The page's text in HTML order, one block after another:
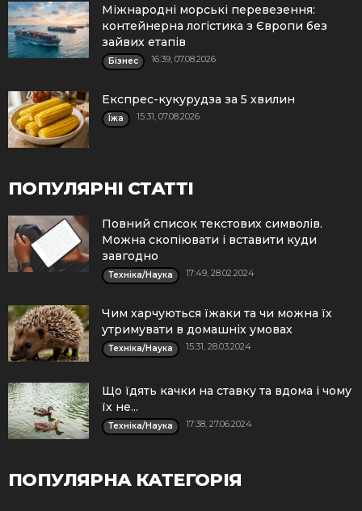
Міжнародні морські перевезення:
контейнерна логістика з Європи без
зайвих етапів
Бізнес 16:39, 07.08.2026
Експрес-кукурудза за 5 хвилин
Їжа 15:31, 07.08.2026
ПОПУЛЯРНІ СТАТТІ
Повний список текстових символів.
Можна скопіювати і вставити куди
завгодно
Техніка/Наука 17:49, 28.02.2024
Чим харчуються їжаки та чи можна їх
утримувати в домашніх умовах
Техніка/Наука 15:31, 28.03.2024
Що їдять качки на ставку та вдома і чому
їх не...
Техніка/Наука 17:38, 27.06.2024
ПОПУЛЯРНА КАТЕГОРІЯ